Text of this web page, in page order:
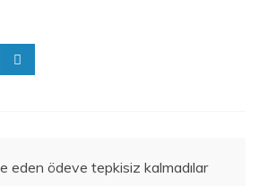
eden ödeve tepkisiz kalmadılar